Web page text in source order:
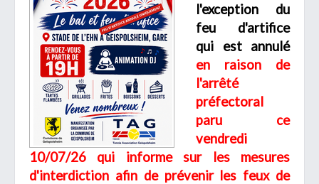
l'exception du
feu d'artifice
qui est annulé
en raison de
l'arrêté
préfectoral
paru ce
vendredi
10/07/26 qui informe sur les mesures
d'interdiction afin de prévenir les feux de
Uniquement PDF (.pdf), JPEG (.jpeg / .jpg) ou
document WORD (.doc, .docx)
NON
En soumettant ce formulaire, j'accepte
que mes données personnelles soient traitées par la
Mairie de Geispolsheim.